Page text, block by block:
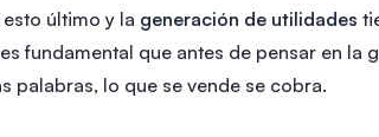
último y la generación de utilidades
fundamental que antes de pensar en
palabras, lo que se vende se cobra.